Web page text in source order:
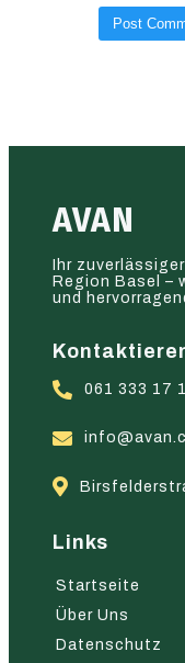
AVAN
Ihr
Region Basel –
und
061 333 17
Links
Startseite
Über Uns
Datenschutz